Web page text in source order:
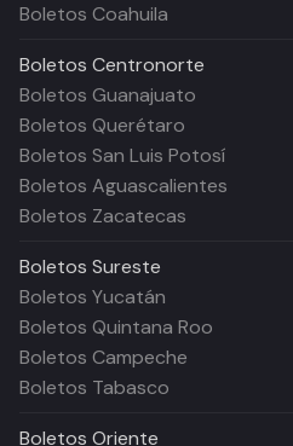
Boletos Coahuila
Boletos Centronorte
Boletos Guanajuato
Boletos Querétaro
Boletos San Luis Potosí
Boletos Aguascalientes
Boletos Zacatecas
Boletos Sureste
Boletos Yucatán
Boletos Quintana Roo
Boletos Campeche
Boletos Tabasco
Boletos Oriente